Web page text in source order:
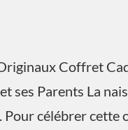
Coffret
Parents La
célébrer cette